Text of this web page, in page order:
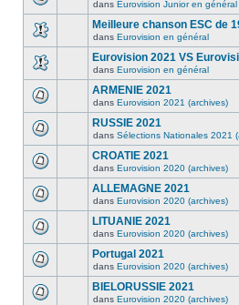
dans Eurovision Junior en général
Meilleure chanson ESC de
dans Eurovision en général
Eurovision 2021 VS
dans Eurovision en général
ARMENIE 2021
dans Eurovision 2021 (archives)
RUSSIE 2021
dans Sélections Nationales 2021
CROATIE 2021
dans Eurovision 2020 (archives)
ALLEMAGNE 2021
dans Eurovision 2020 (archives)
LITUANIE 2021
dans Eurovision 2020 (archives)
Portugal 2021
dans Eurovision 2020 (archives)
BIELORUSSIE 2021
dans Eurovision 2020 (archives)